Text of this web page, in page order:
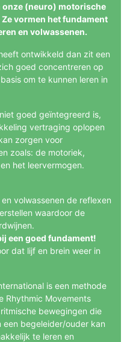
onze (neuro) motorische
Ze vormen het fundament
en volwassenen.
ontwikkeld dan zit een
goed concentreren op
om te kunnen leren in
goed geïntegreerd is,
vertraging oplopen
zorgen voor
zoals: de motoriek,
het leervermogen.
volwassenen de reflexen
waardoor de
een goed fundament!
dat lijf en brein weer in
is een methode
Rhythmic Movements
bewegingen die
begeleider/ouder kan
te leren en